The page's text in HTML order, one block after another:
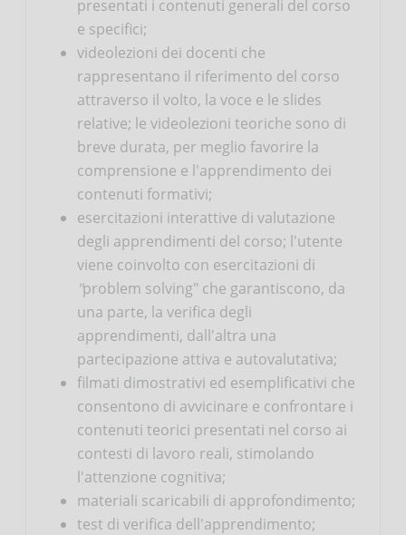
presentati i contenuti generali del corso
e specifici;
videolezioni dei docenti che
rappresentano il riferimento del corso
attraverso il volto, la voce e le slides
relative; le videolezioni teoriche sono di
breve durata, per meglio favorire la
comprensione e l'apprendimento dei
contenuti formativi;
esercitazioni interattive di valutazione
degli apprendimenti del corso; l'utente
viene coinvolto con esercitazioni di
"problem solving" che garantiscono, da
una parte, la verifica degli
apprendimenti, dall'altra una
partecipazione attiva e autovalutativa;
filmati dimostrativi ed esemplificativi che
consentono di avvicinare e confrontare i
contenuti teorici presentati nel corso ai
contesti di lavoro reali, stimolando
l'attenzione cognitiva;
materiali scaricabili di approfondimento;
test di verifica dell'apprendimento;